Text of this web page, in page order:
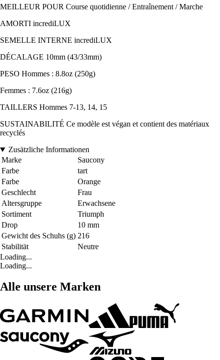
MEILLEUR POUR Course quotidienne / Entraînement / Marche
AMORTI incrediLUX
SEMELLE INTERNE incrediLUX
DÉCALAGE 10mm (43/33mm)
PESO Hommes : 8.8oz (250g)
Femmes : 7.6oz (216g)
TAILLERS Hommes 7-13, 14, 15
SUSTAINABILITÉ Ce modèle est végan et contient des matériaux
recyclés
Zusätzliche Informationen
Marke
Saucony
Farbe
tart
Farbe
Orange
Geschlecht
Frau
Altersgruppe
Erwachsene
Sortiment
Triumph
Drop
10 mm
Gewicht des Schuhs (g) 216
Stabilität
Neutre
Loading...
Loading...
Alle unsere Marken